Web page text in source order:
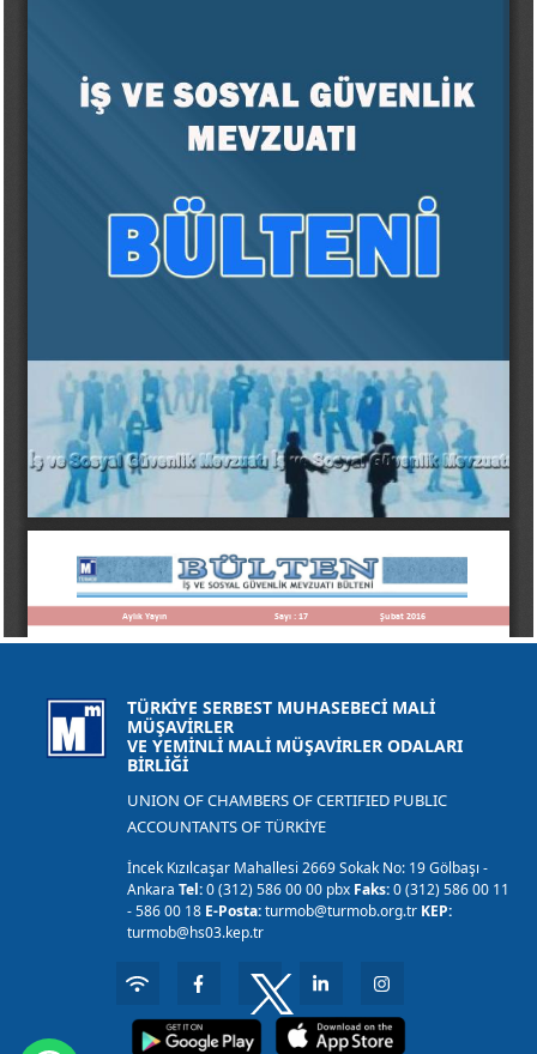
TÜRKİYE SERBEST MUHASEBECİ MALİ
MÜŞAVİRLER
VE YEMİNLİ MALİ MÜŞAVİRLER ODALARI
BİRLİĞİ
UNION OF CHAMBERS OF CERTIFIED PUBLIC
ACCOUNTANTS OF TÜRKİYE
İncek Kızılcaşar Mahallesi 2669 Sokak No: 19 Gölbaşı -
AnkaraTel:0 (312) 586 00 00 pbx Faks:0 (312) 586 00 11
- 586 00 18 E-Posta:turmob@turmob.org.tr KEP:
turmob@hs03.kep.tr